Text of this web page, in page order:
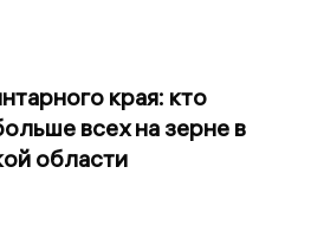
края: кто
всех на зерне в
области